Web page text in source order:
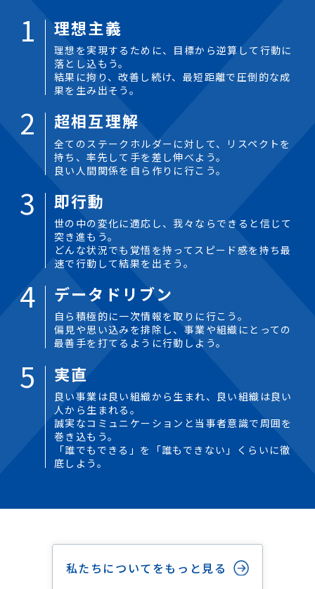
1 理想主義
理想を実現するために、目標から逆算して行動に
落とし込もう。
結果に拘り、改善し続け、最短距離で圧倒的な成
果を生み出そう。
2 超相互理解
全てのステークホルダーに対して、リスペクトを
持ち、率先して手を差し伸べよう。
良い人間関係を自ら作りに行こう。
3 即行動
世の中の変化に適応し、我々ならできると信じて
突き進もう。
どんな状況でも覚悟を持ってスピード感を持ち最
速で行動して結果を出そう。
4 データドリブン
自ら積極的に一次情報を取りに行こう。
偏見や思い込みを排除し、事業や組織にとっての
最善手を打てるように行動しよう。
5 実直
良い事業は良い組織から生まれ、良い組織は良い
人から生まれる。
誠実なコミュニケーションと当事者意識で周囲を
巻き込もう。
「誰でもできる」を「誰もできない」くらいに徹
底しよう。
私たちについてをもっと見る